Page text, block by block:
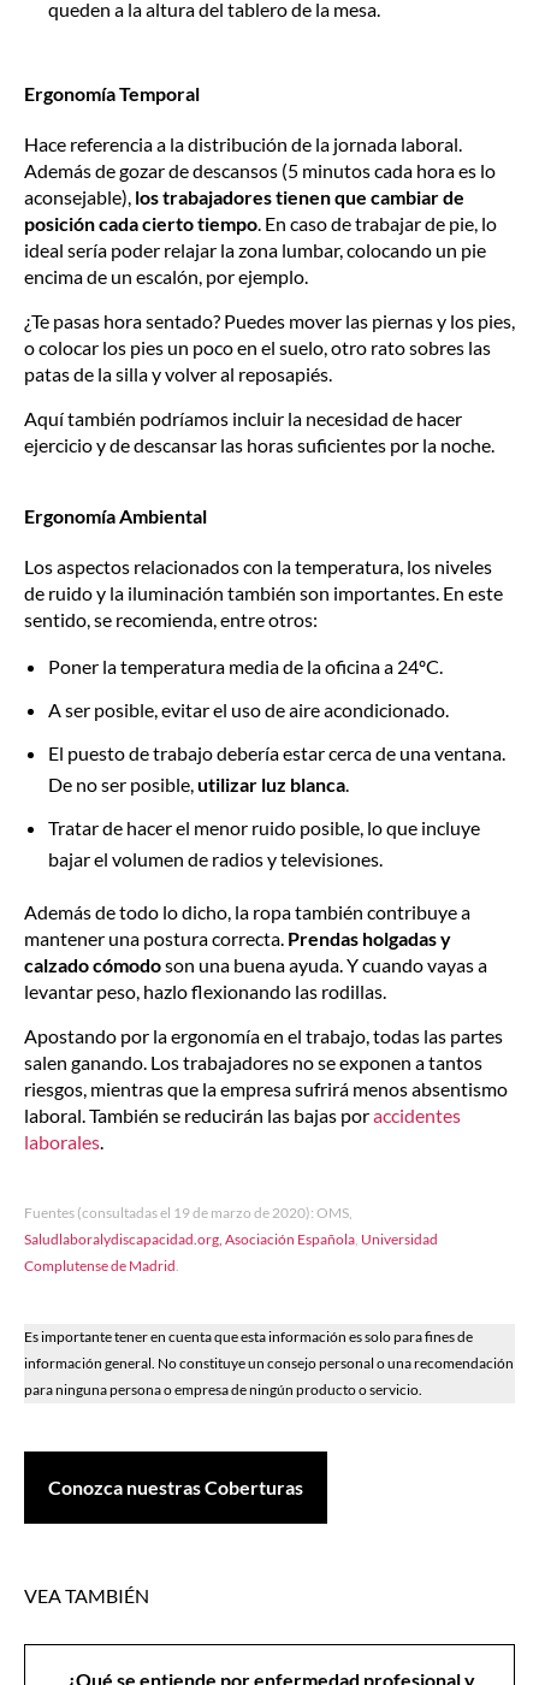
queden a la altura del tablero de la mesa.
Ergonomía Temporal
Hace referencia a la distribución de la jornada laboral.
Además de gozar de descansos (5 minutos cada hora es lo
aconsejable), los trabajadores tienen que cambiar de
posición cada cierto tiempo. En caso de trabajar de pie, lo
ideal sería poder relajar la zona lumbar, colocando un pie
encima de un escalón, por ejemplo.
¿Te pasas hora sentado? Puedes mover las piernas y los pies,
o colocar los pies un poco en el suelo, otro rato sobres las
patas de la silla y volver al reposapiés.
Aquí también podríamos incluir la necesidad de hacer
ejercicio y de descansar las horas suficientes por la noche.
Ergonomía Ambiental
Los aspectos relacionados con la temperatura, los niveles
de ruido y la iluminación también son importantes. En este
sentido, se recomienda, entre otros:
Poner la temperatura media de la oficina a 24ºC.
A ser posible, evitar el uso de aire acondicionado.
El puesto de trabajo debería estar cerca de una ventana.
De no ser posible,utilizar luz blanca.
Tratar de hacer el menor ruido posible, lo que incluye
bajar el volumen de radios y televisiones.
Además de todo lo dicho, la ropa también contribuye a
mantener una postura correcta. Prendas holgadas y
calzado cómodoson una buena ayuda. Y cuando vayas a
levantar peso, hazlo flexionando las rodillas.
Apostando por la ergonomía en el trabajo, todas las partes
salen ganando. Los trabajadores no se exponen a tantos
riesgos, mientras que la empresa sufrirá menos absentismo
laboral. También se reducirán las bajas poraccidentes
laborales.
Fuentes (consultadas el 19 de marzo de 2020): OMS,
Saludlaboralydiscapacidad.org, Asociación Española, Universidad
Complutense de Madrid.
Es importante tener en cuenta que esta información es solo para fines de
información general. No constituye un consejo personal o una recomendación
para ninguna persona o empresa de ningún producto o servicio.
Conozca nuestras Coberturas
VEA TAMBIÉN
¿Qué se entiende por enfermedad profesional y